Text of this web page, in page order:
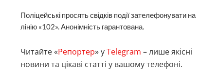
Поліцейські просять свідків події зателефонувати на
лінію «102». Анонімність гарантована.
Читайте «Репортер» уTelegram – лише якісні
новини та цікаві статті у вашому телефоні.